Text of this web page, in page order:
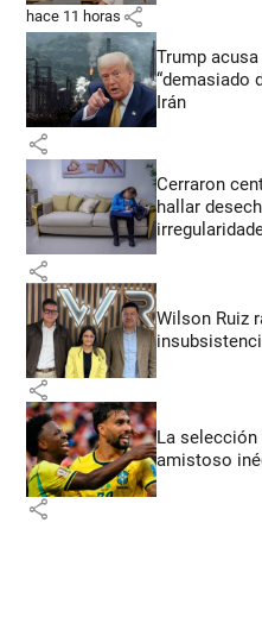
hace 11 horas share
Trump
“demasiado
Irán
share
Cerraron
hallar
share
Wilson Ruiz
share
La selección
amistoso
share